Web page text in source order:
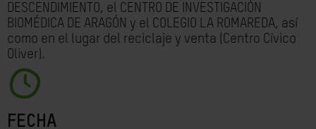
DESCENDIMIENTO, el CENTRO DE INVESTIGACIÓN
BIOMÉDICA DE ARAGÓN y el COLEGIO LA ROMAREDA, así
como en el lugar del reciclaje y venta (Centro Cívico
Oliver).
FECHA